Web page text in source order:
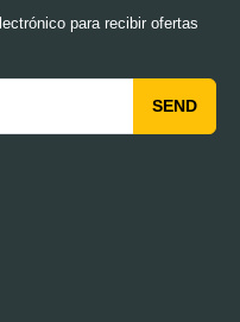
para recibir ofertas
SEND